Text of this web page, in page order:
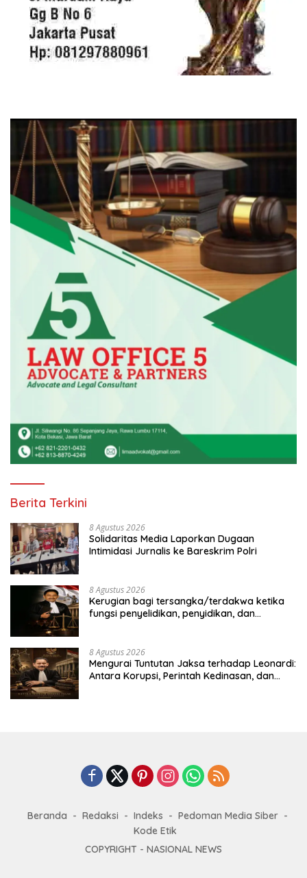
Berita Terkini
8 Agustus 2026
Solidaritas Media Laporkan Dugaan
Intimidasi Jurnalis ke Bareskrim Polri
8 Agustus 2026
Kerugian bagi tersangka/terdakwa ketika
fungsi penyelidikan, penyidikan, dan
perkara koneksitas. Studi kasus dalam
penanganan perkara dugaan korupsi
pengadaan satelit Kemhan, dengan
8 Agustus 2026
Mengurai Tuntutan Jaksa terhadap Leonardi:
Antara Korupsi, Perintah Kedinasan, dan
Beranda Redaksi Indeks
Pedoman Media Siber
Kode Etik
COPYRIGHT - NASIONAL NEWS